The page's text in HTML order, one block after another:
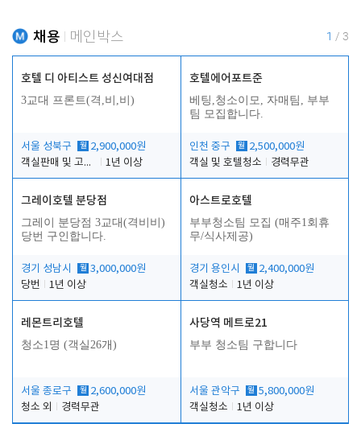
채용 메인박스 1 / 3
호텔 디 아티스트 성신여대점
3교대 프론트(격,비,비)
서울 성북구 월 2,900,000원
객실판매 및 고객응대
1년 이상
호텔에어포트준
베팅,청소이모, 자매팀, 부부
팀 모집합니다.
인천 중구 월 2,500,000원
객실 및 호텔청소
경력무관
그레이호텔 분당점
그레이 분당점 3교대(격비비)
당번 구인합니다.
경기 성남시 월 3,000,000원
당번
1년 이상
아스트로호텔
부부청소팀 모집 (매주1회휴
무/식사제공)
경기 용인시 월 2,400,000원
객실청소
1년 이상
레몬트리호텔
청소1명 (객실26개)
서울 종로구 월 2,600,000원
청소 외
경력무관
사당역 메트로21
부부 청소팀 구합니다
서울 관악구 월 5,800,000원
객실청소
1년 이상